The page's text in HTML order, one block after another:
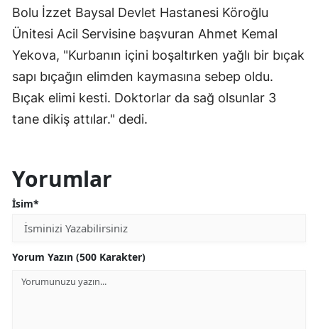
Bolu İzzet Baysal Devlet Hastanesi Köroğlu
Ünitesi Acil Servisine başvuran Ahmet Kemal
Yekova, "Kurbanın içini boşaltırken yağlı bir bıçak
sapı bıçağın elimden kaymasına sebep oldu.
Bıçak elimi kesti. Doktorlar da sağ olsunlar 3
tane dikiş attılar." dedi.
Yorumlar
İsim*
Yorum Yazın (500 Karakter)